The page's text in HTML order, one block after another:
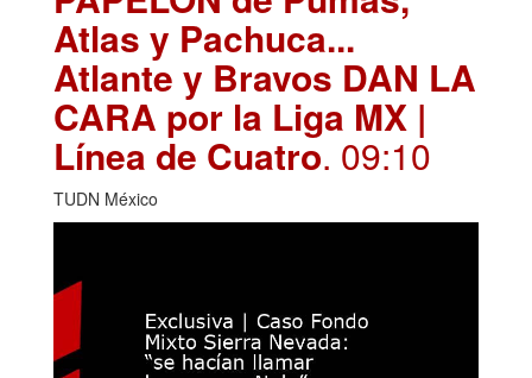
Atlas y Pachuca...
Atlante y Bravos DAN LA
CARA por la Liga MX |
Línea de Cuatro. 09:10
TUDN México